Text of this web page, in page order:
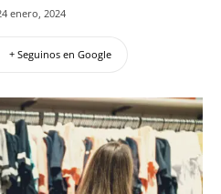
enero, 2024
+ Seguinos en Google